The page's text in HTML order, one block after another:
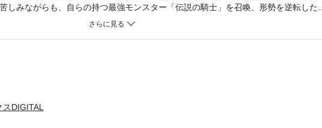
しみながらも、自らの持つ最強モンスター「伝説の騎士」を召喚、形勢を逆転したか
ー」を降臨させる！ 死闘の結末は!?
DIGITAL